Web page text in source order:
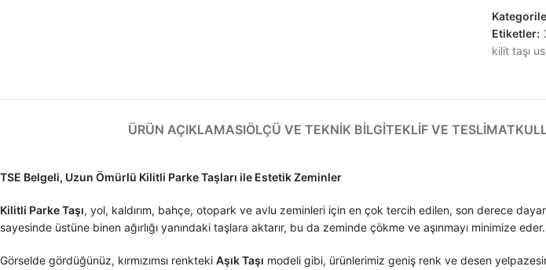
Etiketler:
kilit taşı
ÜRÜN AÇIKLAMASIÖLÇÜ VE TEKNIK BILGITEKLIF VE TESLIMAT
TSE Belgeli, Uzun Ömürlü Kilitli Parke Taşları ile Estetik Zeminler
Kilitli Parke Taşı, yol, kaldırım, bahçe, otopark ve avlu zeminleri için en çok tercih edilen, son derece
sayesinde üstüne binen ağırlığı yanındaki taşlara aktarır, bu da zeminde çökme ve aşınmayı minimize eder.
Görselde gördüğünüz, kırmızımsı renkteki Aşık Taşı modeli gibi, ürünlerimiz geniş renk ve desen